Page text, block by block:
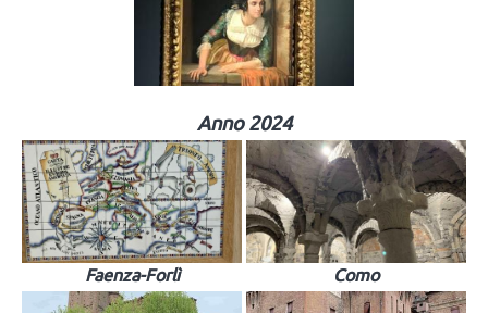
Anno 2024
Faenza-Forlì Como